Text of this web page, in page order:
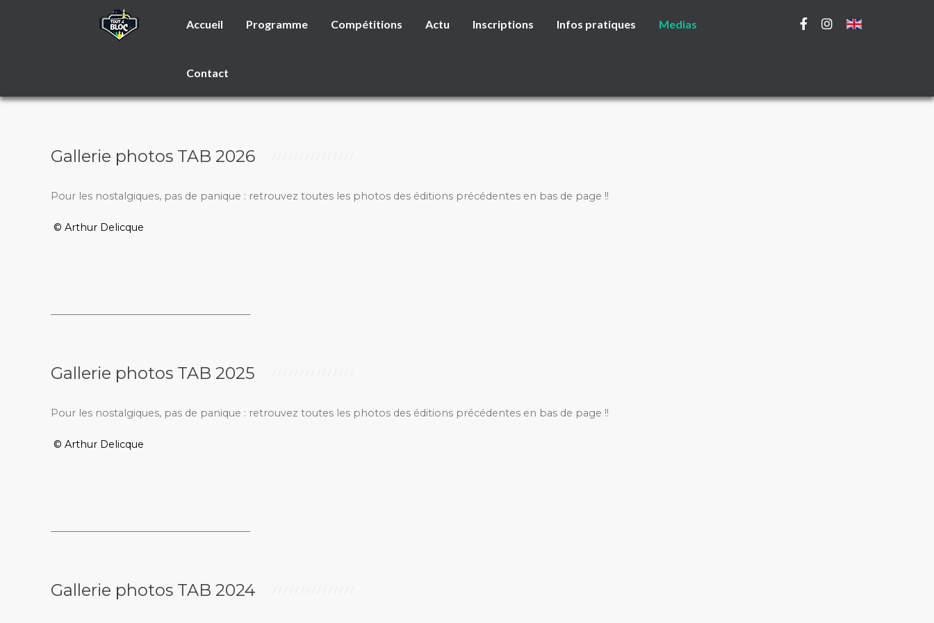
Accueil Programme Compétitions Actu Inscriptions Infos pratiques Medias
Contact
Gallerie photos TAB 2026
Pour les nostalgiques, pas de panique : retrouvez toutes les photos des éditions précédentes en bas de page !!
© Arthur Delicque
Gallerie photos TAB 2025
Pour les nostalgiques, pas de panique : retrouvez toutes les photos des éditions précédentes en bas de page !!
© Arthur Delicque
Gallerie photos TAB 2024